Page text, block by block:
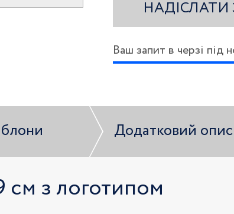
Ваш запит в черзі під
Додатковий опис
см з логотипом